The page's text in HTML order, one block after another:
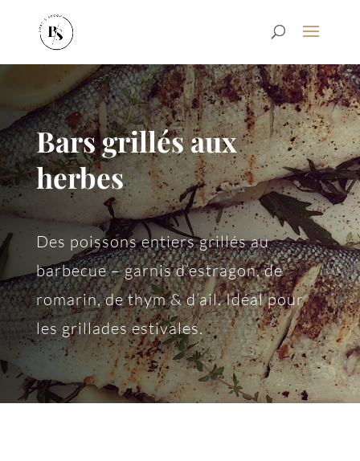
Bars grillés aux
herbes
Des poissons entiers grillés au
barbecue – garnis d’estragon, de
romarin, de thym & d’ail. Idéal pour
les grillades estivales.